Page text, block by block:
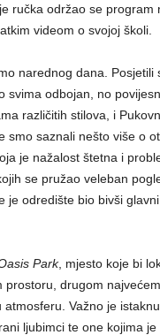
ručka održao se
videom o svojoj školi.
narednog dana.
svima odbojan, no
različitih stilova, i
smo saznali nešto više o
je nažalost štetna i
se pružao veleban
je odredište bio bivši
Park, mjesto koje bi
prostoru, drugom
Važno je
ljubimci te one kojima